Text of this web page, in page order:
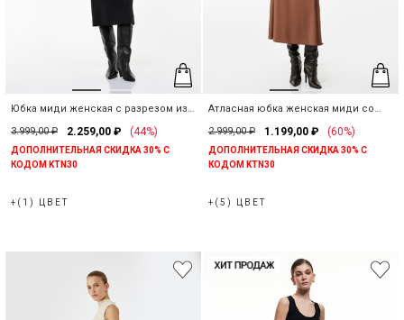
Юбка миди женская с разрезом из
3.999,00 ₽ 2.259,00 ₽ (44%)
ДОПОЛНИТЕЛЬНАЯ СКИДКА 30% С
КОДОМ KTN30
+(1) ЦВЕТ
Атласная юбка женская миди со
2.999,00 ₽ 1.199,00 ₽ (60%)
ДОПОЛНИТЕЛЬНАЯ СКИДКА 30% С
КОДОМ KTN30
+(5) ЦВЕТ